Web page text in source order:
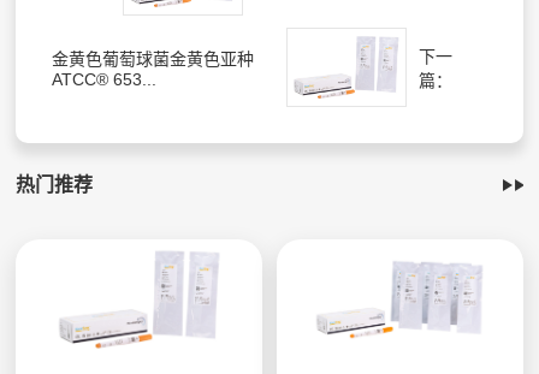
金黄色葡萄球菌金黄色亚种
ATCC® 653...
下一
篇：
热门推荐